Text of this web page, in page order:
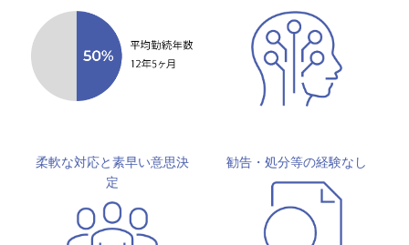
柔軟な対応と素早い意思決
定
勧告・処分等の経験なし